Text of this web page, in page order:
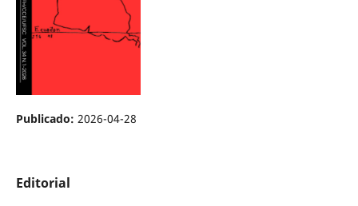
Publicado: 2026-04-28
Editorial